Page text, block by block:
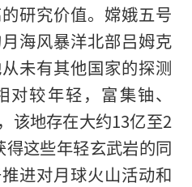
研究价值。嫦娥五号
海风暴洋北部吕姆克
未有其他国家的探测
较年轻，富集铀、
该地存在大约13亿至2
这些年轻玄武岩的同
进对月球火山活动和